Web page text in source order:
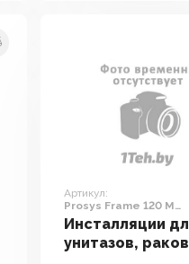
Артикул:
Prosys Frame 120 M
R020467+R0121A6
Инсталляции
унитазов,